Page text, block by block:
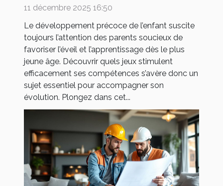
votre enfant ?
11 décembre 2025 16:50
Le développement précoce de l’enfant suscite
toujours l’attention des parents soucieux de
favoriser l’éveil et l’apprentissage dès le plus
jeune âge. Découvrir quels jeux stimulent
efficacement ses compétences s’avère donc un
sujet essentiel pour accompagner son
évolution. Plongez dans cet...